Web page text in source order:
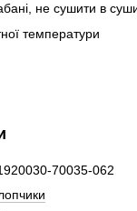
не сушити в
температури
70035-062